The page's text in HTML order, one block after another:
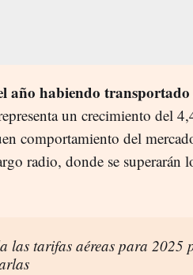
habiendo transportado
un crecimiento del
comportamiento del
radio, donde se superarán
las tarifas aéreas para 2025